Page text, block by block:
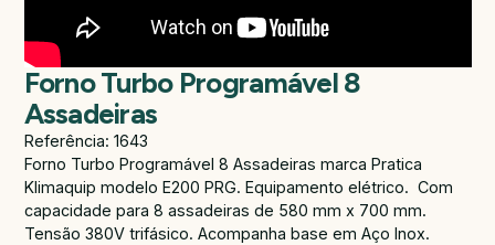
Forno Turbo Programável 8
Assadeiras
Referência: 1643
Forno Turbo Programável 8 Assadeiras marca Pratica
Klimaquip modelo E200 PRG. Equipamento elétrico. Com
capacidade para 8 assadeiras de 580 mm x 700 mm.
Tensão 380V trifásico. Acompanha base em Aço Inox.